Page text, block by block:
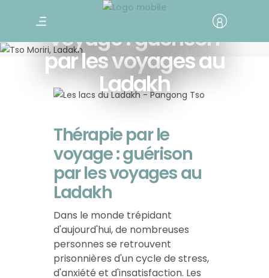
Thérapie par le
voyage : guérison
par les voyages au
Ladakh
Thérapie par le
voyage : guérison
par les voyages au
Ladakh
Dans le monde trépidant
d'aujourd'hui, de nombreuses
personnes se retrouvent
prisonnières d'un cycle de stress,
d'anxiété et d'insatisfaction. Les